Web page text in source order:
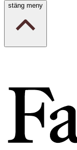
stäng meny